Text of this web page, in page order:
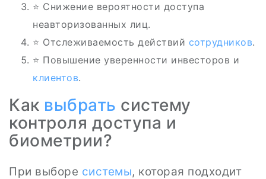
⭐ Снижение вероятности доступа
неавторизованных лиц.
⭐ Отслеживаемость действий сотрудников.
⭐ Повышение уверенности инвесторов и
клиентов.
Как выбрать систему
контроля доступа и
биометрии?
При выборе системы, которая подходит